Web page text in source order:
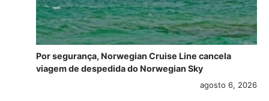
Por segurança, Norwegian Cruise Line cancela
viagem de despedida do Norwegian Sky
agosto 6, 2026